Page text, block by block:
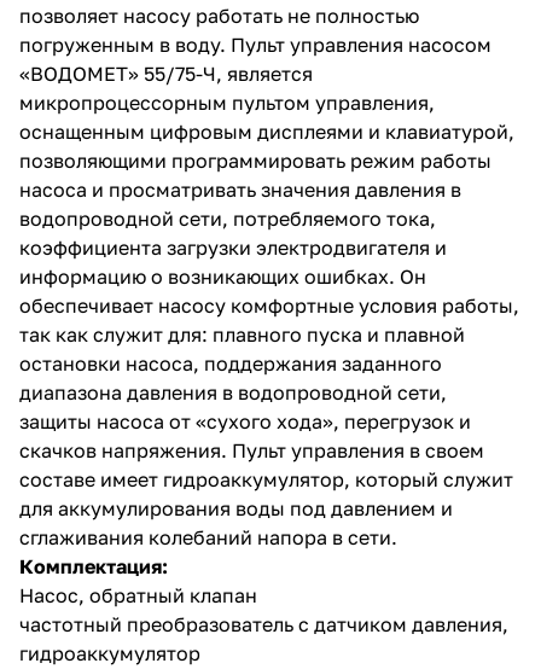
позволяет насосу работать не полностью
погруженным в воду. Пульт управления насосом
«ВОДОМЕТ» 55/75-Ч, является
микропроцессорным пультом управления,
оснащенным цифровым дисплеями и клавиатурой,
позволяющими программировать режим работы
насоса и просматривать значения давления в
водопроводной сети, потребляемого тока,
коэффициента загрузки электродвигателя и
информацию о возникающих ошибках. Он
обеспечивает насосу комфортные условия работы,
так как служит для: плавного пуска и плавной
остановки насоса, поддержания заданного
диапазона давления в водопроводной сети,
защиты насоса от «сухого хода», перегрузок и
скачков напряжения. Пульт управления в своем
составе имеет гидроаккумулятор, который служит
для аккумулирования воды под давлением и
сглаживания колебаний напора в сети.
Комплектация:
Насос, обратный клапан
частотный преобразователь с датчиком давления,
гидроаккумулятор
раз в 2 недели